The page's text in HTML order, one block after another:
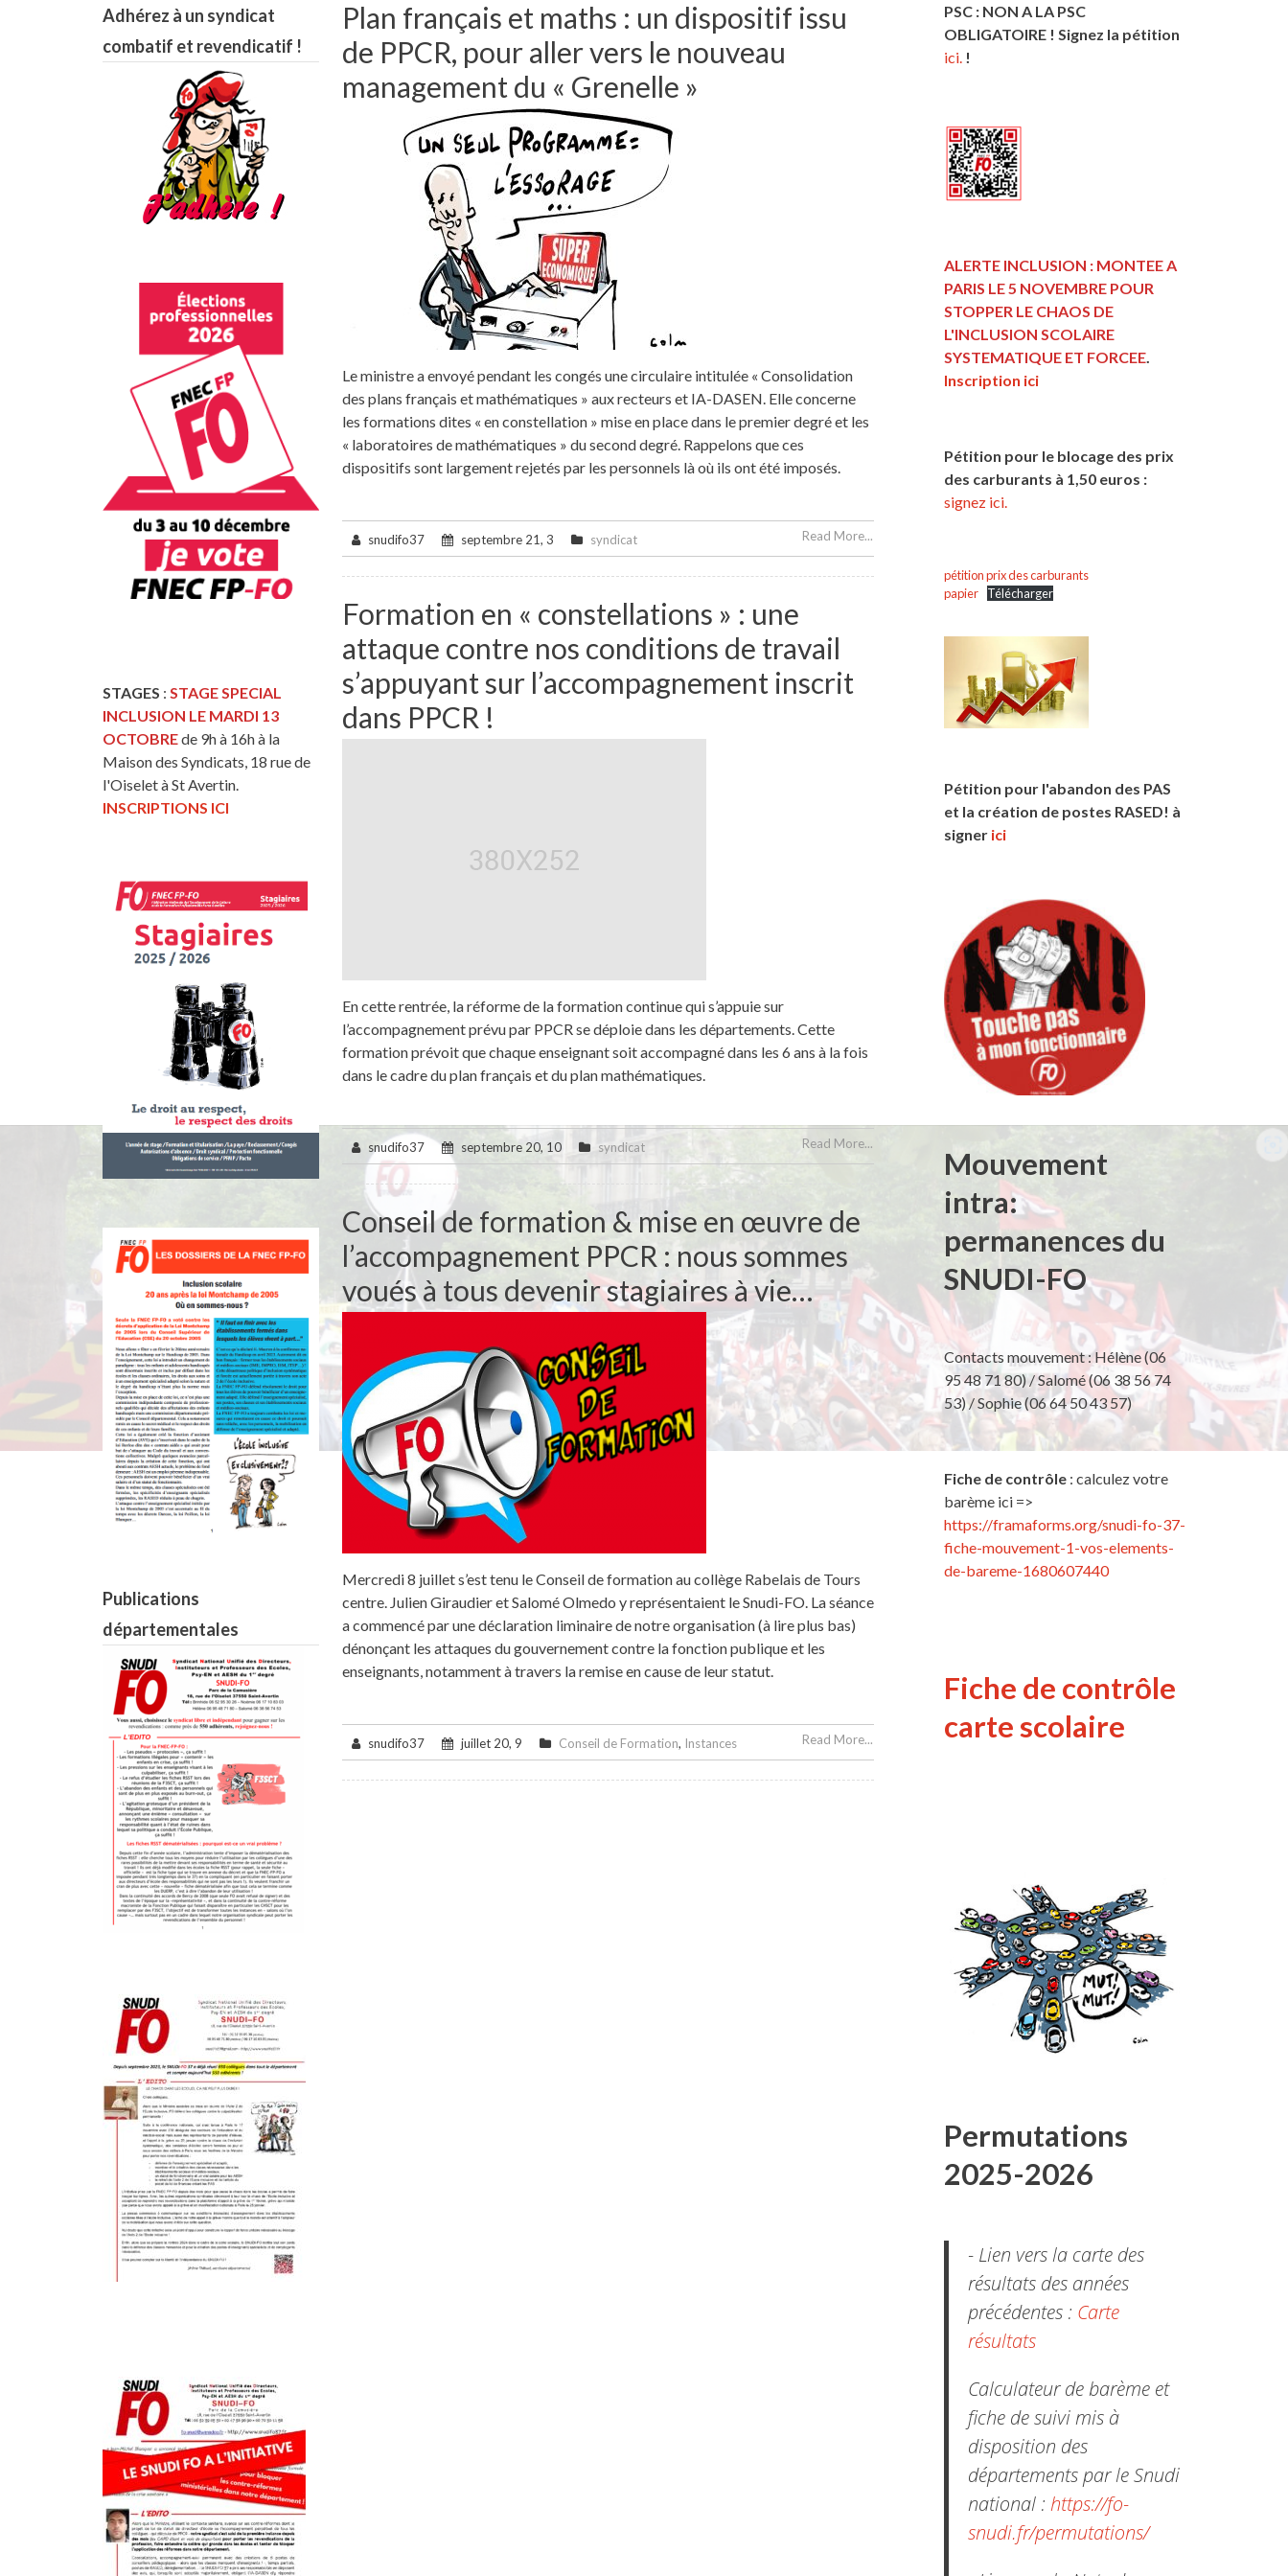
Plan français et maths : un dispositif issu
de PPCR, pour aller vers le nouveau
management du « Grenelle »
Le ministre a envoyé pendant les congés une circulaire intitulée « Consolidation
des plans français et mathématiques » aux recteurs et IA-DASEN. Elle concerne
les formations dites « en constellation » mise en place dans le premier degré et les
« laboratoires de mathématiques » du second degré. Rappelons que ces
dispositifs sont largement rejetés par les personnels là où ils ont été imposés.
snudifo37 septembre 21, 3 syndicat Read More...
Formation en « constellations » : une
attaque contre nos conditions de travail
s’appuyant sur l’accompagnement inscrit
dans PPCR !
En cette rentrée, la réforme de la formation continue qui s’appuie sur
l’accompagnement prévu par PPCR se déploie dans les départements. Cette
formation prévoit que chaque enseignant soit accompagné dans les 6 ans à la fois
dans le cadre du plan français et du plan mathématiques.
snudifo37 septembre 20, 10 syndicat Read More...
Conseil de formation & mise en œuvre de
l’accompagnement PPCR : nous sommes
voués à tous devenir stagiaires à vie…
Mercredi 8 juillet s’est tenu le Conseil de formation au collège Rabelais de Tours
centre. Julien Giraudier et Salomé Olmedo y représentaient le Snudi-FO. La séance
a commencé par une déclaration liminaire de notre organisation (à lire plus bas)
dénonçant les attaques du gouvernement contre la fonction publique et les
enseignants, notamment à travers la remise en cause de leur statut.
snudifo37 juillet 20, 9 Conseil de Formation, Instances Read More...
Adhérez à un syndicat
combatif et revendicatif !
STAGES :STAGE SPECIAL
INCLUSION LE MARDI 13
OCTOBREde 9h à 16h à la
Maison des Syndicats, 18 rue de
l'Oiselet à St Avertin.
INSCRIPTIONS ICI
Publications
départementales
PSC : NON A LA PSC
OBLIGATOIRE ! Signez la pétition
ici. !
ALERTE INCLUSION : MONTEE A
PARIS LE 5 NOVEMBRE POUR
STOPPER LE CHAOS DE
L'INCLUSION SCOLAIRE
SYSTEMATIQUE ET FORCEE.
Inscription ici
Pétition pour le blocage des prix
des carburants à 1,50 euros :
signez ici.
pétition prix des carburants
papier
Télécharger
Pétition pour l'abandon des PAS
et la création de postes RASED! à
signer ici
Mouvement
intra:
permanences du
SNUDI-FO
Contacts mouvement : Hélène (06
95 48 71 80) / Salomé (06 38 56 74
53) / Sophie (06 64 50 43 57)
Fiche de contrôle: calculez votre
barème ici =>
https://framaforms.org/snudi-fo-37-
fiche-mouvement-1-vos-elements-
de-bareme-1680607440
Fiche de contrôle
carte scolaire
Permutations
2025-2026
- Lien vers la carte des
résultats des années
précédentes : Carte
résultats
Calculateur de barème et
fiche de suivi mis à
disposition des
départements par le Snudi
national : https://fo-
snudi.fr/permutations/